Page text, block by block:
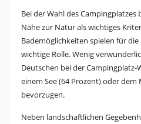
Bei der Wahl des
Nähe zur Natur als wichtiges
Bademöglichkeiten spielen für
wichtige Rolle. Wenig
Deutschen bei der Campingplatz-
einem See (64 Prozent) oder dem
bevorzugen.
Neben landschaftlichen